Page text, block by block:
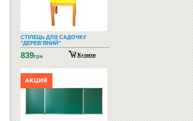
СТІЛЕЦЬ ДЛЯ САДОЧКУ
"ДЕРЕВ'ЯНИЙ"
839грн Купити